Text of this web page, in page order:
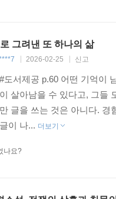
그려낸 또 하나의 삶
2026-02-25 신고
#도서제공 p.60 어떤 기억이
이 살아남을 수 있다고, 그들
만 글을 쓰는 것은 아니다. 경
글이 나... 더보기
나요?